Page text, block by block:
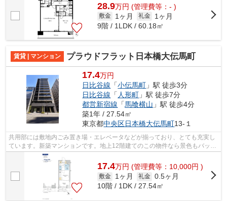
28.9万円 (管理費等：- )
敷金 1ヶ月 礼金
1ヶ月
9階 / 1LDK / 60.18㎡
賃貸 | マンション プラウドフラット日本橋大伝馬町
17.4万円
日比谷線 「小伝馬町 」駅 徒歩3分
日比谷線 「 人形町 」駅 徒歩7分
都営新宿線 「馬喰横山 」駅 徒歩4分
築1年 / 27.54㎡
東京都中央区日本橋大伝馬町13-１
共用部には敷地内ごみ置き場・エレベータなどが揃っており、とても充実し
ています。新築マンションです。地上12階建てのこの物件なら景色もバッチ
リです。駅徒歩3分の物件なので、通勤...
17.4万円 (管理費等：10,000円 )
敷金 1ヶ月 礼金 0.5ヶ月
10階 / 1DK / 27.54㎡